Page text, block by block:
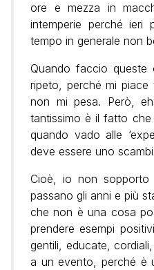
ore e mezza in
intemperie perché ieri
tempo in generale non
Quando faccio
ripeto, perché mi
non mi pesa. Però,
tantissimo è il fatto
quando vado alle
deve essere uno
Cioè, io non sopporto
passano gli anni e più
che non è una cosa
prendere esempi
gentili, educate,
a un evento, perché è